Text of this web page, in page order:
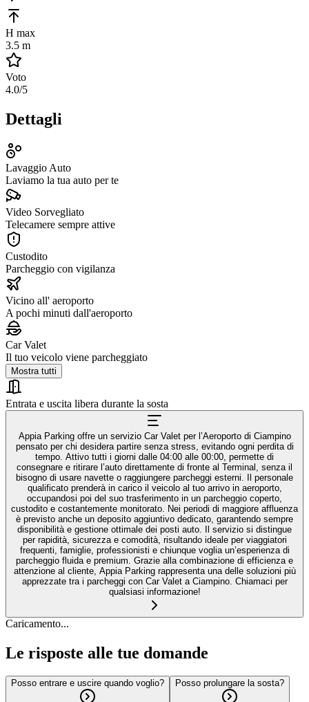
H max
3.5 m
Voto
4.0/5
Dettagli
Lavaggio Auto
Laviamo la tua auto per te
Video Sorvegliato
Telecamere sempre attive
Custodito
Parcheggio con vigilanza
Vicino all' aeroporto
A pochi minuti dall'aeroporto
Car Valet
Il tuo veicolo viene parcheggiato
Mostra tutti
Entrata e uscita libera durante la sosta
Appia Parking offre un servizio Car Valet per l’Aeroporto di Ciampino
pensato per chi desidera partire senza stress, evitando ogni perdita di
tempo. Attivo tutti i giorni dalle 04:00 alle 00:00, permette di
consegnare e ritirare l’auto direttamente di fronte al Terminal, senza il
bisogno di usare navette o raggiungere parcheggi esterni. Il personale
qualificato prenderà in carico il veicolo al tuo arrivo in aeroporto,
occupandosi poi del suo trasferimento in un parcheggio coperto,
custodito e costantemente monitorato. Nei periodi di maggiore affluenza
è previsto anche un deposito aggiuntivo dedicato, garantendo sempre
disponibilità e gestione ottimale dei posti auto. Il servizio si distingue
per rapidità, sicurezza e comodità, risultando ideale per viaggiatori
frequenti, famiglie, professionisti e chiunque voglia un’esperienza di
parcheggio fluida e premium. Grazie alla combinazione di efficienza e
attenzione al cliente, Appia Parking rappresenta una delle soluzioni più
apprezzate tra i parcheggi con Car Valet a Ciampino. Chiamaci per
qualsiasi informazione!
Caricamento...
Le risposte alle tue domande
Posso entrare e uscire quando voglio? Posso prolungare la sosta?